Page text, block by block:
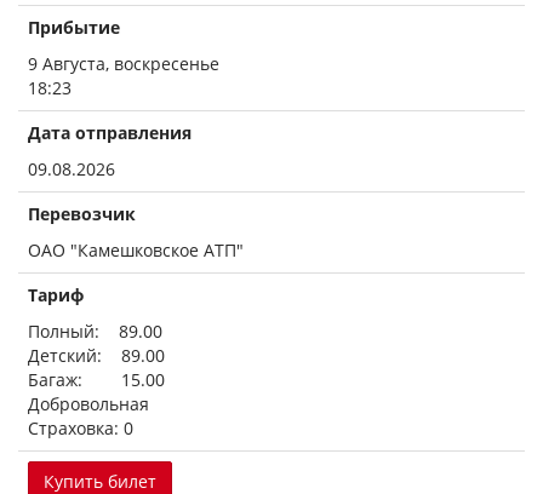
Прибытие
9 Августа, воскресенье
18:23
Дата отправления
09.08.2026
Перевозчик
ОАО "Камешковское АТП"
Тариф
Полный: 89.00
Детский: 89.00
Багаж: 15.00
Добровольная
Страховка: 0
Купить билет